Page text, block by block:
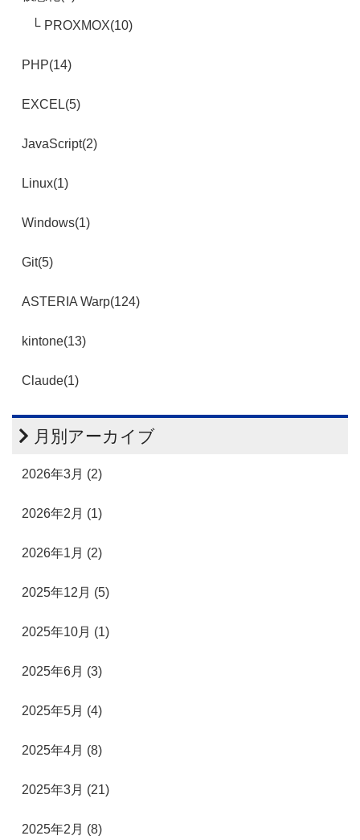
PROXMOX(10)
PHP(14)
EXCEL(5)
JavaScript(2)
Linux(1)
Windows(1)
Git(5)
ASTERIA Warp(124)
kintone(13)
Claude(1)
月別アーカイブ
2026年3月 (2)
2026年2月 (1)
2026年1月 (2)
2025年12月 (5)
2025年10月 (1)
2025年6月 (3)
2025年5月 (4)
2025年4月 (8)
2025年3月 (21)
2025年2月 (8)